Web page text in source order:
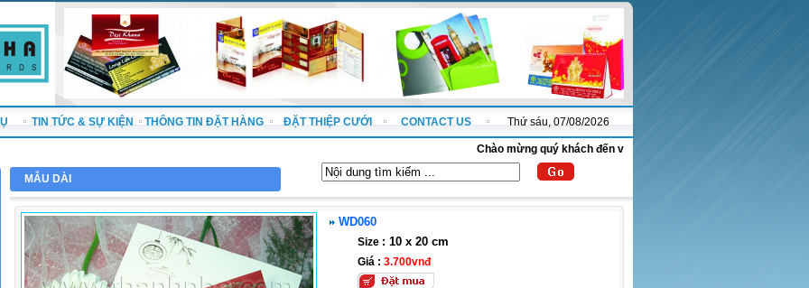
TIN TỨC & SỰ KIỆN THÔNG TIN ĐẶT HÀNG ĐẶT THIỆP CƯỚI CONTACT US Thứ sáu, 07/08/2026
Chào mừng quý khách đến với website thanhnha.com !
MẪU DÀI
WD060
Size : 10 x 20 cm
Giá : 3.700vnđ